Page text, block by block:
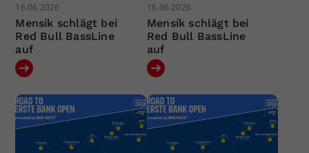
16.06.2026
Mensík schlägt bei
Red Bull BassLine
auf
16.06.2026
Mensík schlägt bei
Red Bull BassLine
auf